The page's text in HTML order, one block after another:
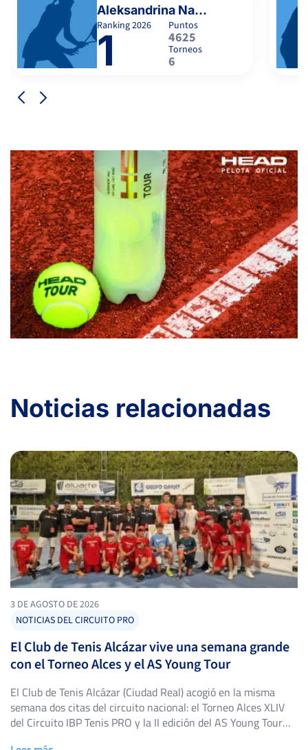
Aleksandrina Naydenova
Ranking2026
1 Puntos
4625
Torneos
6
Noticias relacionadas
3 DE AGOSTO DE 2026
NOTICIAS DEL CIRCUITO PRO
El Club de Tenis Alcázar vive una semana grande
con el Torneo Alces y el AS Young Tour
El Club de Tenis Alcázar (Ciudad Real) acogió en la misma
semana dos citas del circuito nacional: el Torneo Alces XLIV
del Circuito IBP Tenis PRO y la II edición del AS Young Tour